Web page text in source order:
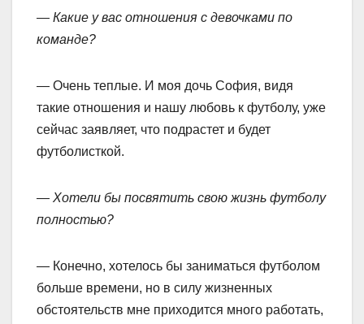
— Какие у вас отношения с девочками по
команде?
— Очень теплые. И моя дочь София, видя
такие отношения и нашу любовь к футболу, уже
сейчас заявляет, что подрастет и будет
футболисткой.
— Хотели бы посвятить свою жизнь футболу
полностью?
— Конечно, хотелось бы заниматься футболом
больше времени, но в силу жизненных
обстоятельств мне приходится много работать,